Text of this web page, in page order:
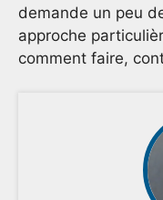
demande un peu
approche
comment faire,